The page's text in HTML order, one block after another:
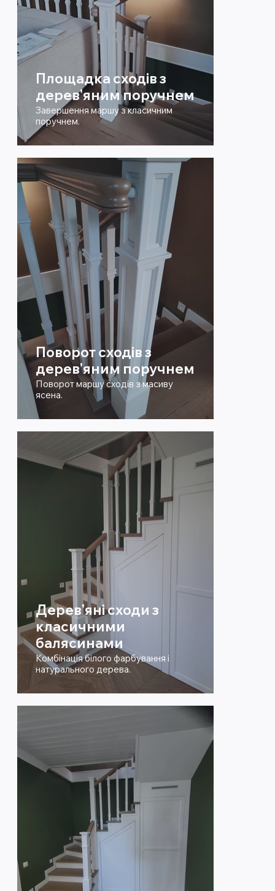
Площадка сходів з
дерев'яним поручнем
Завершення маршу з класичним
поручнем.
Поворот сходів з
дерев'яним поручнем
Поворот маршу сходів з масиву
ясена.
Дерев'яні сходи з
класичними
балясинами
Комбінація білого фарбування і
натурального дерева.